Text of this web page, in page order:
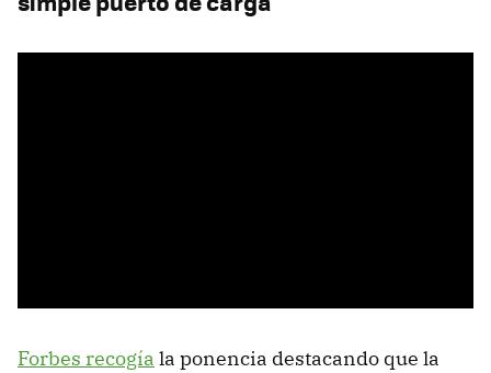
Forbes recogía la ponencia destacando que la